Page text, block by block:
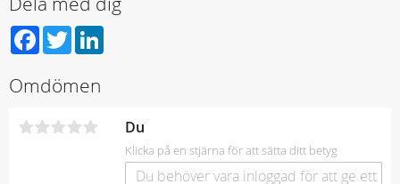
Facebook
Twitter
Omdömen
Du
Klicka på en stjärna för att sätta ditt betyg